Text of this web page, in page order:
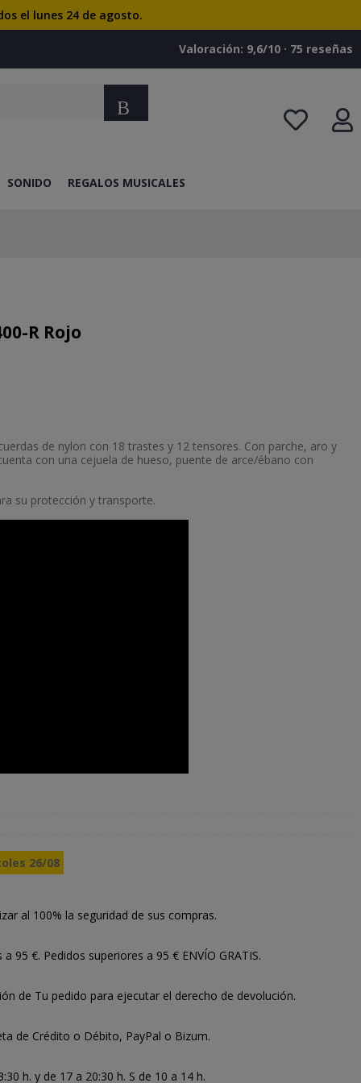
el lunes 24 de agosto.
Valoración: 9,6/10 · ‎75 reseñas
Buscar
SONIDO REGALOS MUSICALES
R Rojo
de nylon con 18 trastes y 12 tensores. Con parche, aro y
con una cejuela de hueso, puente de arce/ébano con
para su protección y transporte.
26/08
al 100% la seguridad de sus compras.
95 €. Pedidos superiores a 95 € ENVÍO GRATIS.
de Tu pedido para ejecutar el derecho de devolución.
de Crédito o Débito, PayPal o Bizum.
h. y de 17 a 20:30 h. S de 10 a 14 h.